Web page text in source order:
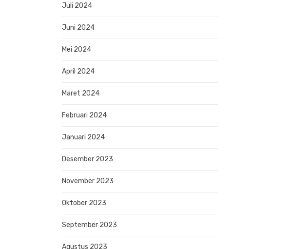
Juli 2024
Juni 2024
Mei 2024
April 2024
Maret 2024
Februari 2024
Januari 2024
Desember 2023
November 2023
Oktober 2023
September 2023
Agustus 2023